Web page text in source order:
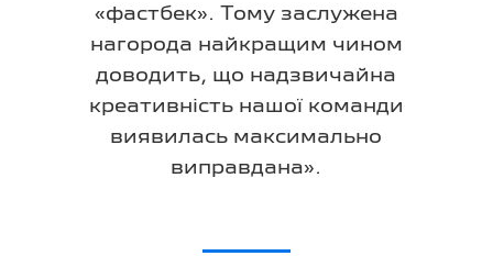
«фастбек». Тому заслужена
нагорода найкращим чином
доводить, що надзвичайна
креативність нашої команди
виявилась максимально
виправдана».